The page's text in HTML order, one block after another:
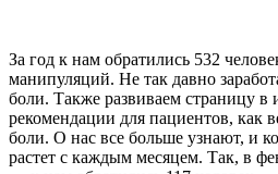
За год к нам обратились 532
манипуляций. Не так давно
боли. Также развиваем страницу в
рекомендации для пациентов, как
боли. О нас все больше узнают, и
растет с каждым месяцем. Так, в